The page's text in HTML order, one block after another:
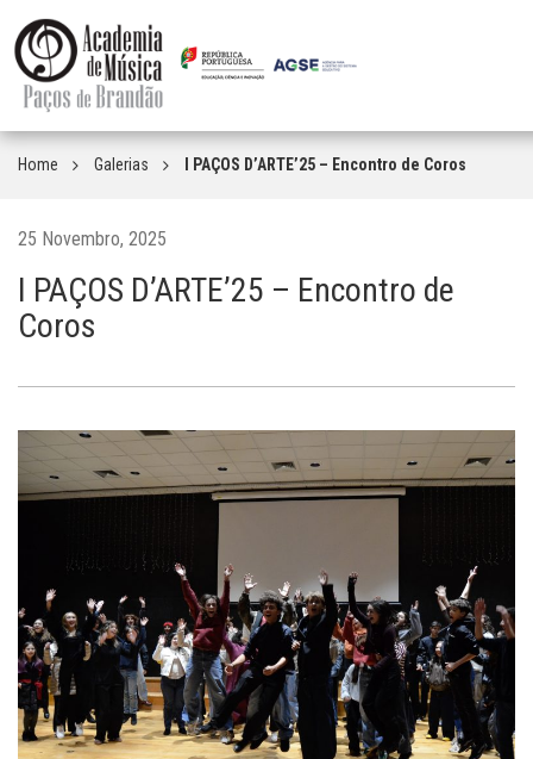
Home Galerias I PAÇOS D’ARTE’25 – Encontro de Coros
25 Novembro, 2025
I PAÇOS D’ARTE’25 – Encontro de
Coros